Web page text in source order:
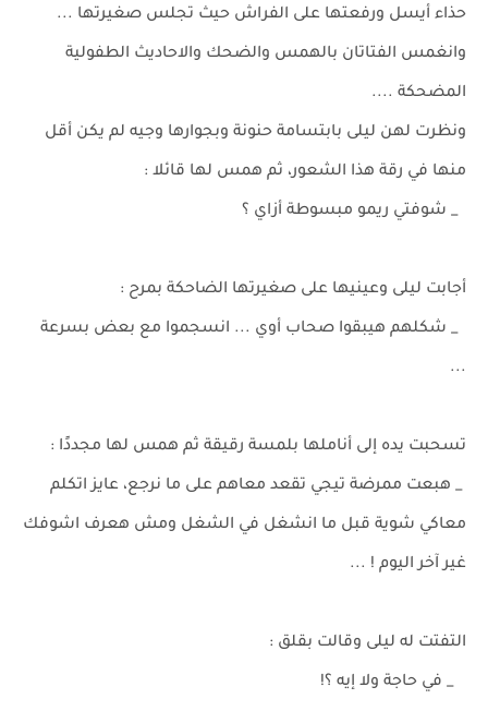
حذاء أيسل ورفعتها على الفراش حيث تجلس صغيرتها ...
وانغمس الفتاتان بالهمس والضحك والاحاديث الطفولية
المضحكة ....
ونظرت لهن ليلى بابتسامة حنونة وبجوارها وجيه لم يكن أقل
منها في رقة هذا الشعور، ثم همس لها قائلا :
_ شوفتي ريمو مبسوطة أزاي ؟
أجابت ليلى وعينيها على صغيرتها الضاحكة بمرح :
_ شكلهم هيبقوا صحاب أوي ... انسجموا مع بعض بسرعة
...
تسحبت يده إلى أناملها بلمسة رقيقة ثم همس لها مجددًا :
_ هبعت ممرضة تيجي تقعد معاهم على ما نرجع، عايز اتكلم
معاكي شوية قبل ما انشغل في الشغل ومش هعرف اشوفك
غير آخر اليوم ! ...
التفتت له ليلى وقالت بقلق :
_ في حاجة ولا إيه ؟!